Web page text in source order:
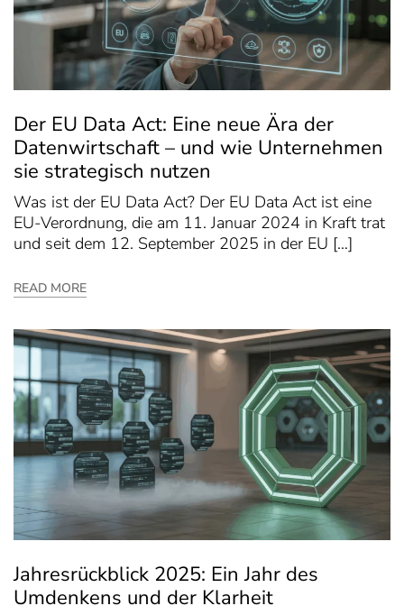
Der EU Data Act: Eine neue Ära der
Datenwirtschaft – und wie Unternehmen
sie strategisch nutzen
Was ist der EU Data Act? Der EU Data Act ist eine
EU-Verordnung, die am 11. Januar 2024 in Kraft trat
und seit dem 12. September 2025 in der EU […]
READ MORE
Jahresrückblick 2025: Ein Jahr des
Umdenkens und der Klarheit